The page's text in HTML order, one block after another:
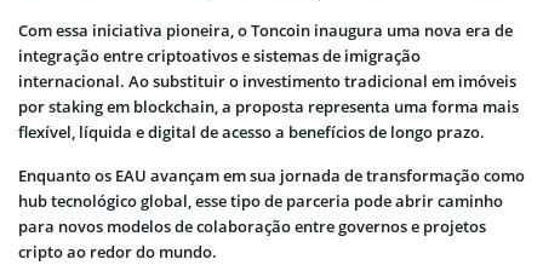
Com essa iniciativa pioneira, o Toncoin inaugura uma nova era de
integração entre criptoativos e sistemas de imigração
internacional. Ao substituir o investimento tradicional em imóveis
por staking em blockchain, a proposta representa uma forma mais
flexível, líquida e digital de acesso a benefícios de longo prazo.
Enquanto os EAU avançam em sua jornada de transformação como
hub tecnológico global, esse tipo de parceria pode abrir caminho
para novos modelos de colaboração entre governos e projetos
cripto ao redor do mundo.